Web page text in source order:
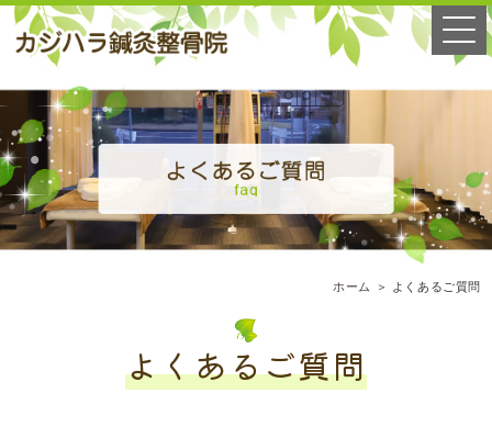
ホーム ＞ よくあるご質問
よくあるご質問